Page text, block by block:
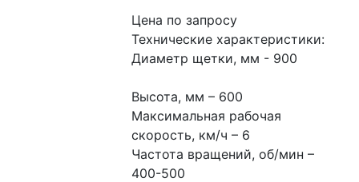
Цена по запросу
Технические характеристики:
Диаметр щетки, мм - 900
Высота, мм – 600
Максимальная рабочая
скорость, км/ч – 6
Частота вращений, об/мин –
400-500